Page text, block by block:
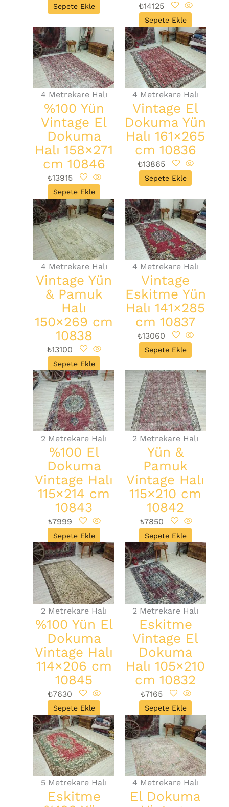
Sepete Ekle ₺14125
Sepete Ekle
4 Metrekare Halı
%100 Yün
Vintage El
Dokuma
Halı 158×271
cm 10846
₺13915
Sepete Ekle
4 Metrekare Halı
Vintage El
Dokuma Yün
Halı 161×265
cm 10836
₺13865
Sepete Ekle
4 Metrekare Halı
Vintage Yün
& Pamuk
Halı
150×269 cm
10838
₺13100
Sepete Ekle
4 Metrekare Halı
Vintage
Eskitme Yün
Halı 141×285
cm 10837
₺13060
Sepete Ekle
2 Metrekare Halı
%100 El
Dokuma
Vintage Halı
115×214 cm
10843
₺7999
Sepete Ekle
2 Metrekare Halı
Yün &
Pamuk
Vintage Halı
115×210 cm
10842
₺7850
Sepete Ekle
2 Metrekare Halı
%100 Yün El
Dokuma
Vintage Halı
114×206 cm
10845
₺7630
Sepete Ekle
2 Metrekare Halı
Eskitme
Vintage El
Dokuma
Halı 105×210
cm 10832
₺7165
Sepete Ekle
5 Metrekare Halı
Eskitme
4 Metrekare Halı
El Dokuma